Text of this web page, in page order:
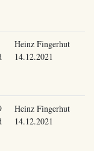
Heinz Fingerhut
14.12.2021
Heinz Fingerhut
14.12.2021